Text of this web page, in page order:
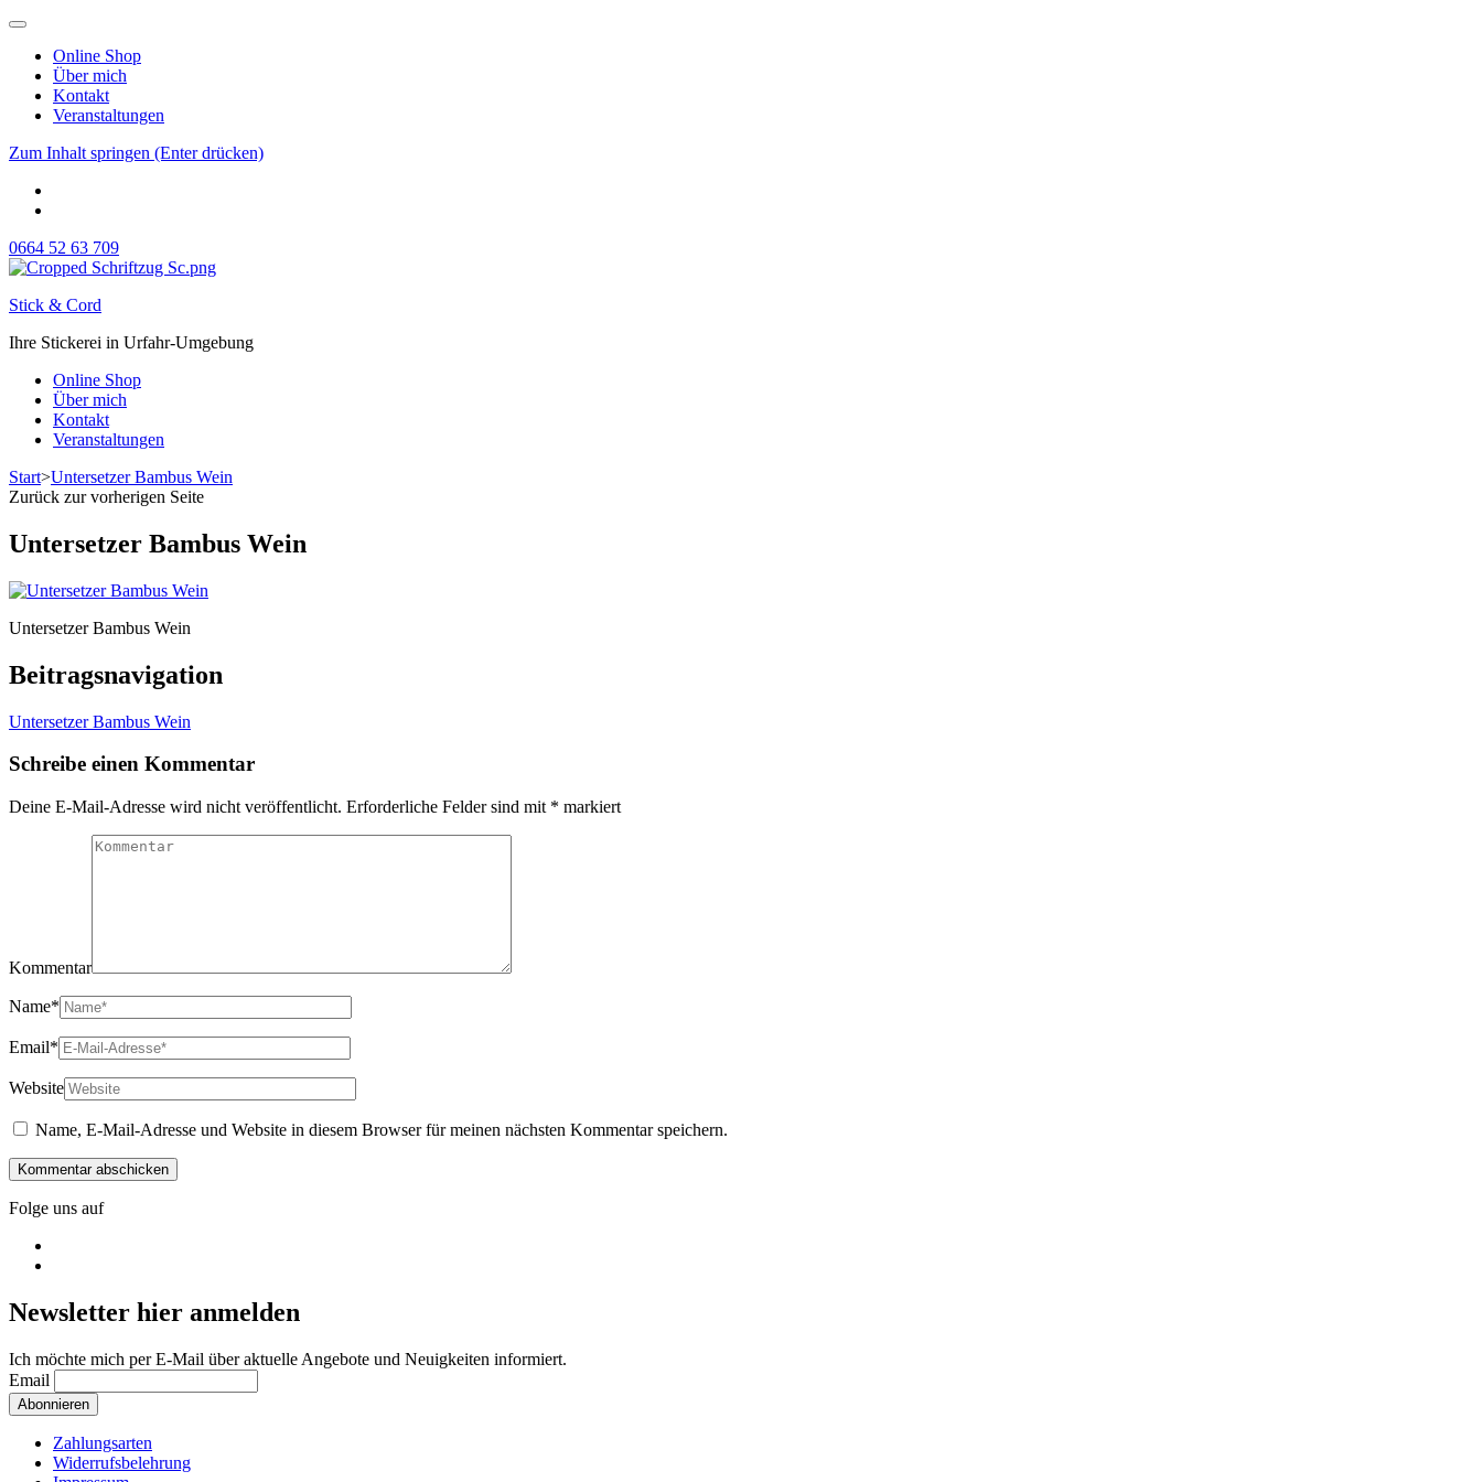
Online Shop
Über mich
Kontakt
Veranstaltungen
Zum Inhalt springen (Enter drücken)
0664 52 63 709
Stick & Cord
Ihre Stickerei in Urfahr-Umgebung
Online Shop
Über mich
Kontakt
Veranstaltungen
Start>Untersetzer Bambus Wein
Zurück zur vorherigen Seite
Untersetzer Bambus Wein
Untersetzer Bambus Wein
Beitragsnavigation
Untersetzer Bambus Wein
Schreibe einen Kommentar
Deine E-Mail-Adresse wird nicht veröffentlicht. Erforderliche Felder sind mit * markiert
Kommentar
Name*
Email*
Website
Name, E-Mail-Adresse und Website in diesem Browser für meinen nächsten Kommentar speichern.
Folge uns auf
Newsletter hier anmelden
Ich möchte mich per E-Mail über aktuelle Angebote und Neuigkeiten informiert.
Email
Zahlungsarten
Widerrufsbelehrung